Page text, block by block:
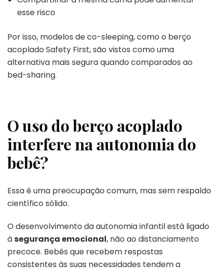
esse risco
Por isso, modelos de co-sleeping, como o berço
acoplado Safety First, são vistos como uma
alternativa mais segura quando comparados ao
bed-sharing.
O uso do berço acoplado
interfere na autonomia do
bebê?
Essa é uma preocupação comum, mas sem respaldo
científico sólido.
O desenvolvimento da autonomia infantil está ligado
àsegurança emocional, não ao distanciamento
precoce. Bebês que recebem respostas
consistentes às suas necessidades tendem a